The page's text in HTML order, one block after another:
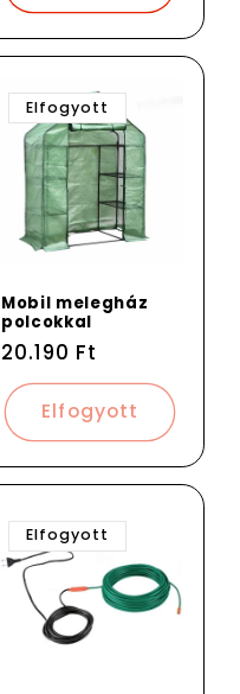
Elfogyott
Mobil melegház
polcokkal
Normál
ár
20.190 Ft
Elfogyott
Elfogyott